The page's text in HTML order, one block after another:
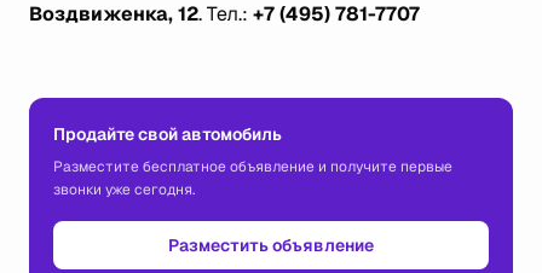
Воздвиженка, 12. Тел.: +7 (495) 781-7707
Продайте свой автомобиль
Разместите бесплатное объявление и получите первые
звонки уже сегодня.
Разместить объявление